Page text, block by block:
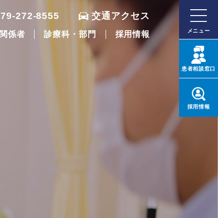
272-8555 交通アクセス
係者 診療科・部門 採用情報 メニュー
患者相談窓口
採用情報